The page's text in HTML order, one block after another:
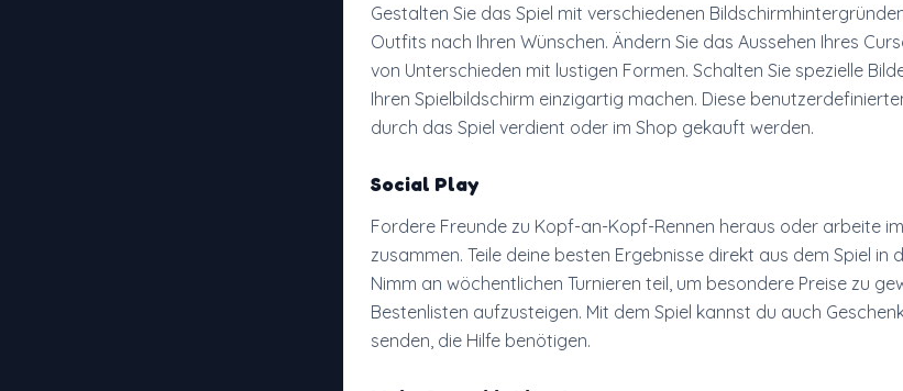
Gestalten Sie das Spiel mit verschiedenen
Outfits nach Ihren Wünschen. Ändern Sie das Aussehen Ihres
von Unterschieden mit lustigen Formen. Schalten Sie spezielle
Ihren Spielbildschirm einzigartig machen. Diese
durch das Spiel verdient oder im Shop gekauft werden.
Social Play
Fordere Freunde zu Kopf-an-Kopf-Rennen heraus oder arbeite
zusammen. Teile deine besten Ergebnisse direkt aus dem Spiel in
Nimm an wöchentlichen Turnieren teil, um besondere Preise zu
Bestenlisten aufzusteigen. Mit dem Spiel kannst du auch
senden, die Hilfe benötigen.